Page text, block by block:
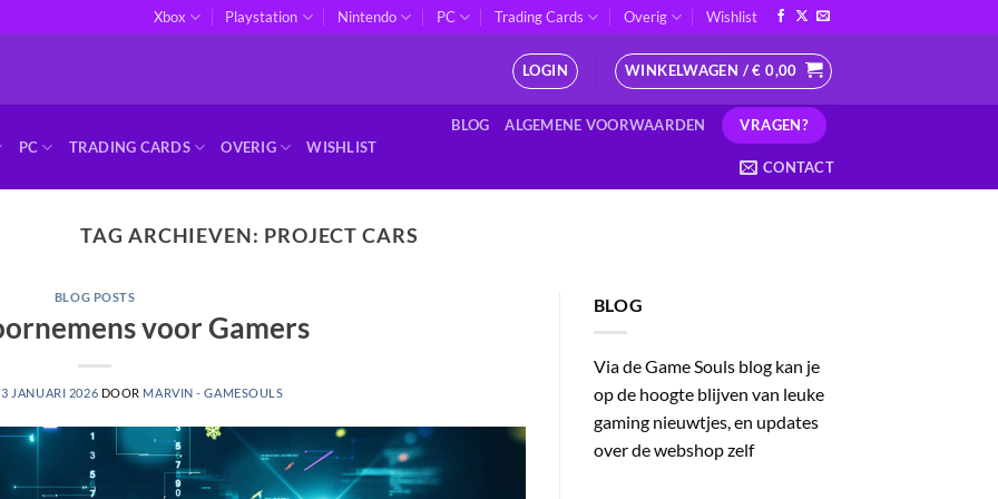
Xbox Playstation Nintendo PC Trading Cards Overig Wishlist
LOGIN WINKELWAGEN /€ 0,00
PC TRADING CARDS OVERIG WISHLIST
BLOG ALGEMENE VOORWAARDEN VRAGEN?
CONTACT
TAG ARCHIEVEN: PROJECT CARS
BLOG POSTS
voor Gamers
3 JANUARI 2026 DOOR MARVIN - GAMESOULS
BLOG
Via de Game Souls blog kan je
op de hoogte blijven van leuke
gaming nieuwtjes, en updates
over de webshop zelf